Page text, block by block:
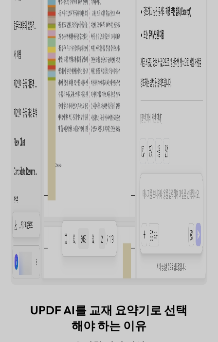
UPDF AI를 교재 요약기로 선택
해야 하는 이유